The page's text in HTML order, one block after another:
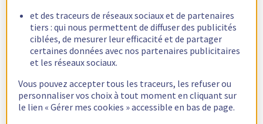
et des traceurs de réseaux sociaux et de partenaires
tiers : qui nous permettent de diffuser des publicités
ciblées, de mesurer leur efficacité et de partager
certaines données avec nos partenaires publicitaires
et les réseaux sociaux.
Vous pouvez accepter tous les traceurs, les refuser ou
personnaliser vos choix à tout moment en cliquant sur
le lien « Gérer mes cookies » accessible en bas de page.